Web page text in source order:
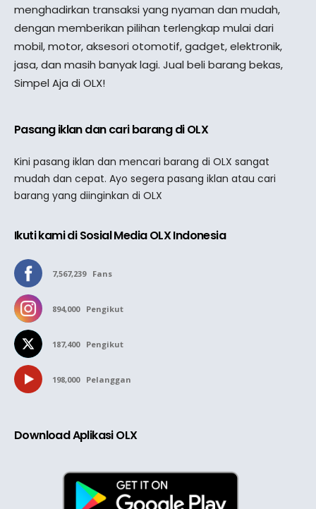
menghadirkan transaksi yang nyaman dan mudah,
dengan memberikan pilihan terlengkap mulai dari
mobil, motor, aksesori otomotif, gadget, elektronik,
jasa, dan masih banyak lagi. Jual beli barang bekas,
Simpel Aja di OLX!
Pasang iklan dan cari barang di OLX
Kini pasang iklan dan mencari barang di OLX sangat
mudah dan cepat. Ayo segera pasang iklan atau cari
barang yang diinginkan di OLX
Ikuti kami di Sosial Media OLX Indonesia
7,567,239 Fans
894,000 Pengikut
187,400 Pengikut
198,000 Pelanggan
Download Aplikasi OLX